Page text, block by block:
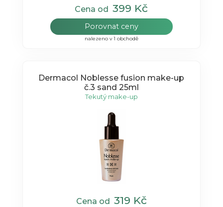
Cena od399 Kč
Porovnat ceny
nalezeno v 1 obchodě
Dermacol Noblesse fusion make-up
č.3 sand 25ml
Tekutý make-up
Cena od 319 Kč